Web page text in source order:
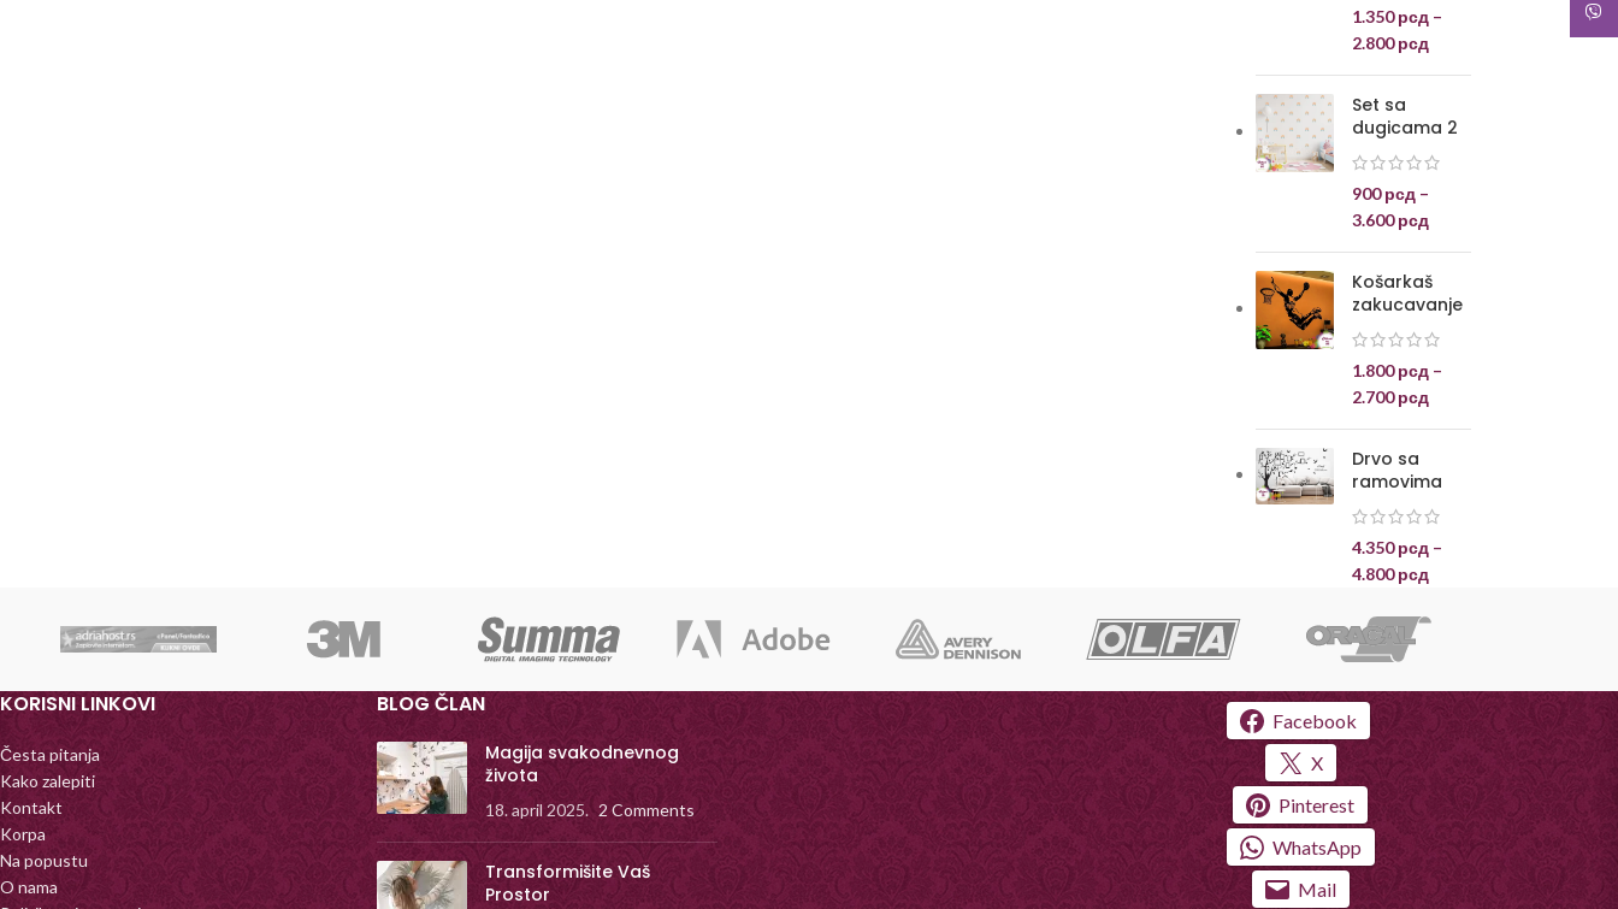
1.350рсд –
2.800рсд
Set sa
dugicama 2
900рсд –
3.600рсд
Košarkaš
zakucavanje
1.800рсд –
2.700рсд
Drvo sa
ramovima
4.350рсд –
4.800рсд
KORISNI LINKOVI
Česta pitanja
Kako zalepiti
Kontakt
Korpa
Na popustu
O nama
BLOG ČLAN
Magija svakodnevnog
života
18. april 2025. 2 Comments
Transformišite Vaš
Prostor
Facebook
X
Pinterest
WhatsApp
Mail
Viber